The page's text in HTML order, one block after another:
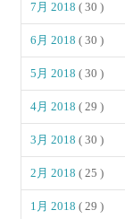
7月 2018( 30 )
6月 2018( 30 )
5月 2018( 30 )
4月 2018( 29 )
3月 2018( 30 )
2月 2018( 25 )
1月 2018( 29 )